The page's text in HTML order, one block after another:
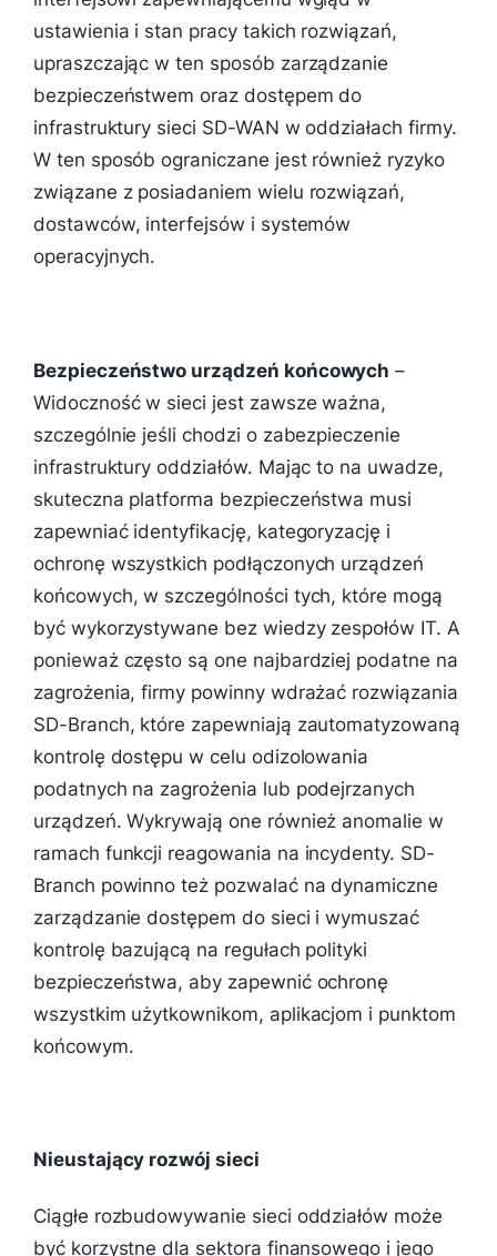
ustawienia i stan pracy takich rozwiązań,
upraszczając w ten sposób zarządzanie
bezpieczeństwem oraz dostępem do
infrastruktury sieci SD-WAN w oddziałach firmy.
W ten sposób ograniczane jest również ryzyko
związane z posiadaniem wielu rozwiązań,
dostawców, interfejsów i systemów
operacyjnych.
Bezpieczeństwo urządzeń końcowych –
Widoczność w sieci jest zawsze ważna,
szczególnie jeśli chodzi o zabezpieczenie
infrastruktury oddziałów. Mając to na uwadze,
skuteczna platforma bezpieczeństwa musi
zapewniać identyfikację, kategoryzację i
ochronę wszystkich podłączonych urządzeń
końcowych, w szczególności tych, które mogą
być wykorzystywane bez wiedzy zespołów IT. A
ponieważ często są one najbardziej podatne na
zagrożenia, firmy powinny wdrażać rozwiązania
SD-Branch, które zapewniają zautomatyzowaną
kontrolę dostępu w celu odizolowania
podatnych na zagrożenia lub podejrzanych
urządzeń. Wykrywają one również anomalie w
ramach funkcji reagowania na incydenty. SD-
Branch powinno też pozwalać na dynamiczne
zarządzanie dostępem do sieci i wymuszać
kontrolę bazującą na regułach polityki
bezpieczeństwa, aby zapewnić ochronę
wszystkim użytkownikom, aplikacjom i punktom
końcowym.
Nieustający rozwój sieci
Ciągłe rozbudowywanie sieci oddziałów może
być korzystne dla sektora finansowego i jego